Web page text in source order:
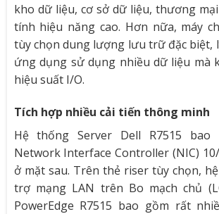
kho dữ liệu, cơ sở dữ liệu, thương
tính hiệu năng cao. Hơn nữa, máy
tùy chọn dung lượng lưu trữ đặc biệt,
ứng dụng sử dụng nhiều dữ liệu mà
hiệu suất I/O.
Tích hợp nhiều cải tiến thông minh
Hệ thống Server Dell R7515
Network Interface Controller (NIC)
ở mặt sau. Trên thẻ riser tùy chọn,
trợ mạng LAN trên Bo mạch chủ
PowerEdge R7515 bao gồm rất